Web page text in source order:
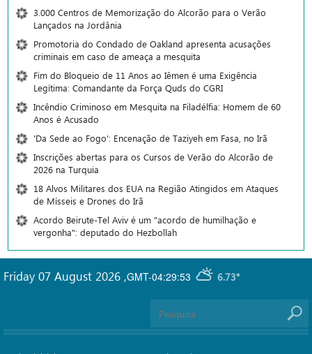
3.000 Centros de Memorização do Alcorão para o Verão
Lançados na Jordânia
Promotoria do Condado de Oakland apresenta acusações
criminais em caso de ameaça a mesquita
Fim do Bloqueio de 11 Anos ao Iêmen é uma Exigência
Legítima: Comandante da Força Quds do CGRI
Incêndio Criminoso em Mesquita na Filadélfia: Homem de 60
Anos é Acusado
'Da Sede ao Fogo': Encenação de Taziyeh em Fasa, no Irã
Inscrições abertas para os Cursos de Verão do Alcorão de
2026 na Turquia
18 Alvos Militares dos EUA na Região Atingidos em Ataques
de Mísseis e Drones do Irã
Acordo Beirute-Tel Aviv é um "acordo de humilhação e
vergonha": deputado do Hezbollah
GMT-04:29:53 6.73°
Friday 07 August 2026 ,